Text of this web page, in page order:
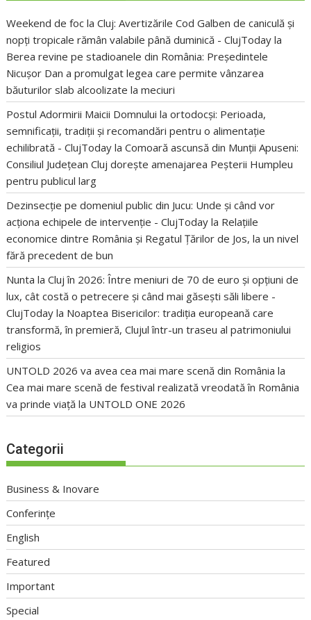
Weekend de foc la Cluj: Avertizările Cod Galben de caniculă și
nopți tropicale rămân valabile până duminică - ClujToday la
Berea revine pe stadioanele din România: Președintele
Nicușor Dan a promulgat legea care permite vânzarea
băuturilor slab alcoolizate la meciuri
Postul Adormirii Maicii Domnului la ortodocși: Perioada,
semnificații, tradiții și recomandări pentru o alimentație
echilibrată - ClujToday laComoară ascunsă din Munții Apuseni:
Consiliul Județean Cluj dorește amenajarea Peșterii Humpleu
pentru publicul larg
Dezinsecție pe domeniul public din Jucu: Unde și când vor
acționa echipele de intervenție - ClujToday la Relațiile
economice dintre România și Regatul Țărilor de Jos, la un nivel
fără precedent de bun
Nunta la Cluj în 2026: Între meniuri de 70 de euro și opțiuni de
lux, cât costă o petrecere și când mai găsești săli libere -
ClujToday la Noaptea Bisericilor: tradiția europeană care
transformă, în premieră, Clujul într-un traseu al patrimoniului
religios
UNTOLD 2026 va avea cea mai mare scenă din România la
Cea mai mare scenă de festival realizată vreodată în România
va prinde viață la UNTOLD ONE 2026
Categorii
Business & Inovare
Conferințe
English
Featured
Important
Special